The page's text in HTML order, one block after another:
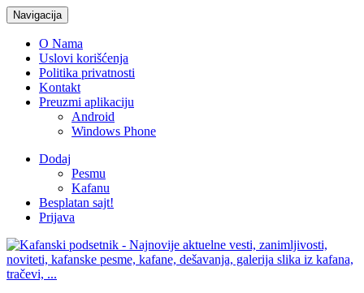
Navigacija
O Nama
Uslovi korišćenja
Politika privatnosti
Kontakt
Preuzmi aplikaciju
Android
Windows Phone
Dodaj
Pesmu
Kafanu
Besplatan sajt!
Prijava